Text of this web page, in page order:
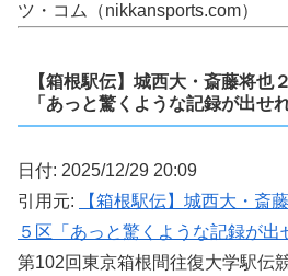
ツ・コム（nikkansports.com）
【箱根駅伝】城西大・斎藤将也
「あっと驚くような記録が出せれ
日付: 2025/12/29 20:09
引用元:
【箱根駅伝】城西大・斎
５区「あっと驚くような記録が出
第102回東京箱根間往復大学駅伝